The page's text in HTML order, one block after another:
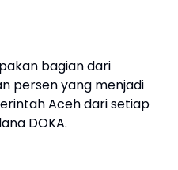
bagian dari
persen yang menjadi
Aceh dari setiap
DOKA.